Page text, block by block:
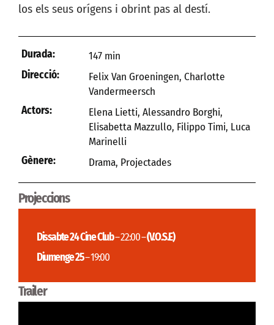
los els seus orígens i obrint pas al destí.
Durada:
147 min
Direcció:
Felix Van Groeningen, Charlotte
Vandermeersch
Actors:
Elena Lietti, Alessandro Borghi,
Elisabetta Mazzullo, Filippo Timi, Luca
Marinelli
Gènere:
Drama, Projectades
Projeccions
Dissabte 24 Cine Club– 22:00 –(V.O.S.E)
Diumenge 25– 19:00
Trailer